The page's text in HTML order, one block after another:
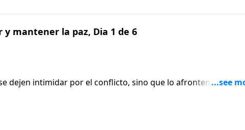
mantener la paz, Dia 1 de 6
dejen intimidar por el conflicto, sino que lo afronten con la
en que finalmente podremos alcanzar una solución y